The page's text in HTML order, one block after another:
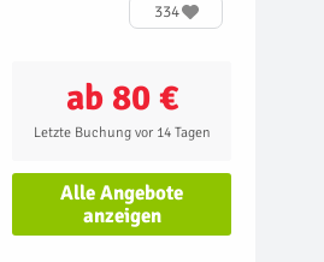
334
ab 80 €
Letzte Buchung vor 14 Tagen
Alle Angebote
anzeigen